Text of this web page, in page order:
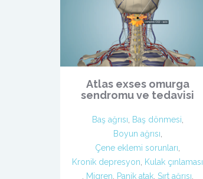
Atlas exses omurga
sendromu ve tedavisi
Baş ağrısı Baş dönmesi
Boyun ağrısı
Çene eklemi sorunları
Kronik depresyon
Kulak çınlaması
Migren Panik atak, Sırt ağrısı